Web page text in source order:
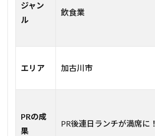
ジャン
ル
飲食業
エリア 加古川市
PRの成
果
PR後連日ランチが満席に！